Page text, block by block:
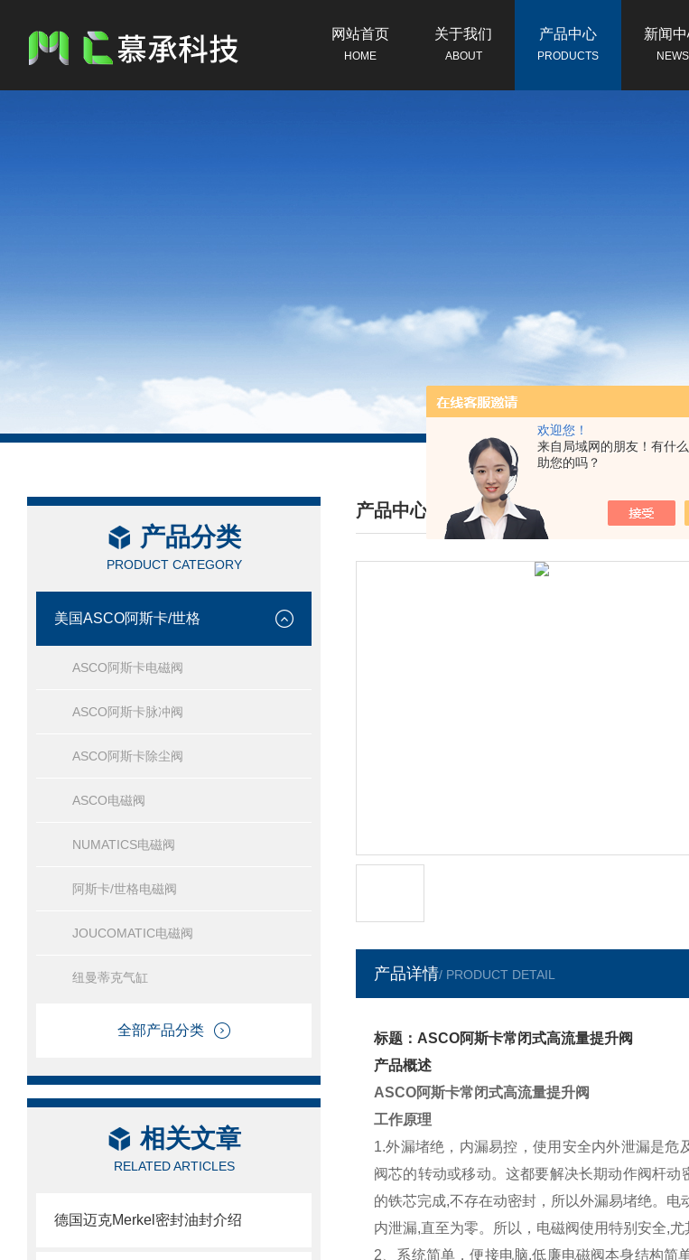
欢迎您！
来自局域网的朋友！有什
助您的吗？
网站首页
HOME
关于我们
ABOUT
产品中心
PRODUCTS
新闻
NEWS
产品分类
PRODUCT CATEGORY
美国ASCO阿斯卡/世格
ASCO阿斯卡电磁阀
ASCO阿斯卡脉冲阀
ASCO阿斯卡除尘阀
ASCO电磁阀
NUMATICS电磁阀
阿斯卡/世格电磁阀
JOUCOMATIC电磁阀
纽曼蒂克气缸
全部产品分类
相关文章
RELATED ARTICLES
德国迈克Merkel密封油封介绍
产品中心
/ PRODUCTS CENTER
我的位置：
产品详情/ PRODUCT DETAIL
标题：ASCO阿斯卡常闭式高流量提升阀
产品概述
ASCO阿斯卡常闭式高流量提升阀
工作原理
1.外漏堵绝，内漏易控，使用安全内外泄漏是危
阀芯的转动或移动。这都要解决长期动作阀杆
的铁芯完成,不存在动密封，所以外漏易堵绝。
内泄漏,直至为零。所以，电磁阀使用特别安全,
2、系统简单，便接电脑,低廉电磁阀本身结构简